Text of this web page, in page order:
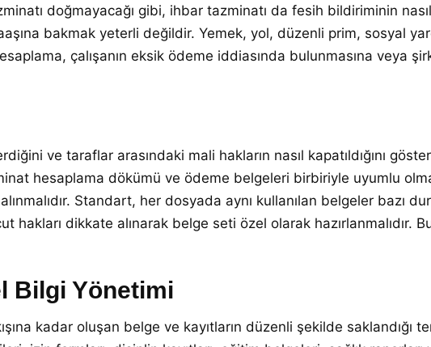
doğmayacağı gibi, ihbar tazminatı da fesih bildiriminin
bakmak yeterli değildir. Yemek, yol, düzenli prim, sosyal
çalışanın eksik ödeme iddiasında bulunmasına veya
ve taraflar arasındaki mali hakların nasıl kapatıldığını
hesaplama dökümü ve ödeme belgeleri birbiriyle uyumlu
Standart, her dosyada aynı kullanılan belgeler bazı
hakları dikkate alınarak belge seti özel olarak hazırlanmalıdır.
Bilgi Yönetimi
kadar oluşan belge ve kayıtların düzenli şekilde